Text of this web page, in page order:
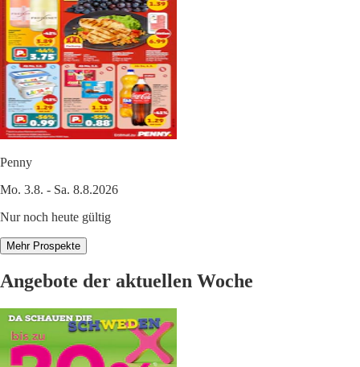
Penny
Mo. 3.8. - Sa. 8.8.2026
Nur noch heute gültig
Mehr Prospekte
Angebote der aktuellen Woche